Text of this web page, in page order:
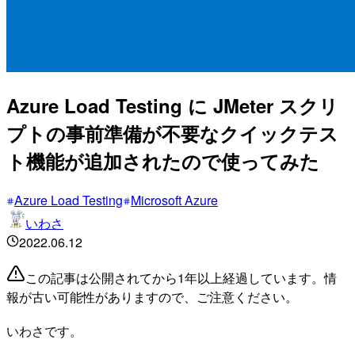
Azure Load Testing に JMeter スクリ
プトの事前準備が不要なクイックテス
ト機能が追加されたので使ってみた
Azure Load Testing Microsoft Azure
いわさ
2022.06.12
この記事は公開されてから1年以上経過しています。情
報が古い可能性がありますので、ご注意ください。
いわさです。